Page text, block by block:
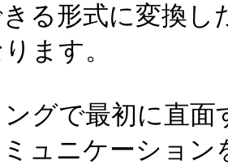
る形式に変換
ます。
グで最初に直
ュニケーション